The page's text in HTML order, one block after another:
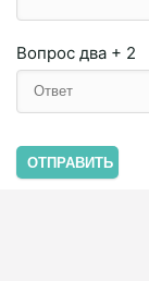
Вопрос два + 2
ОТПРАВИТЬ